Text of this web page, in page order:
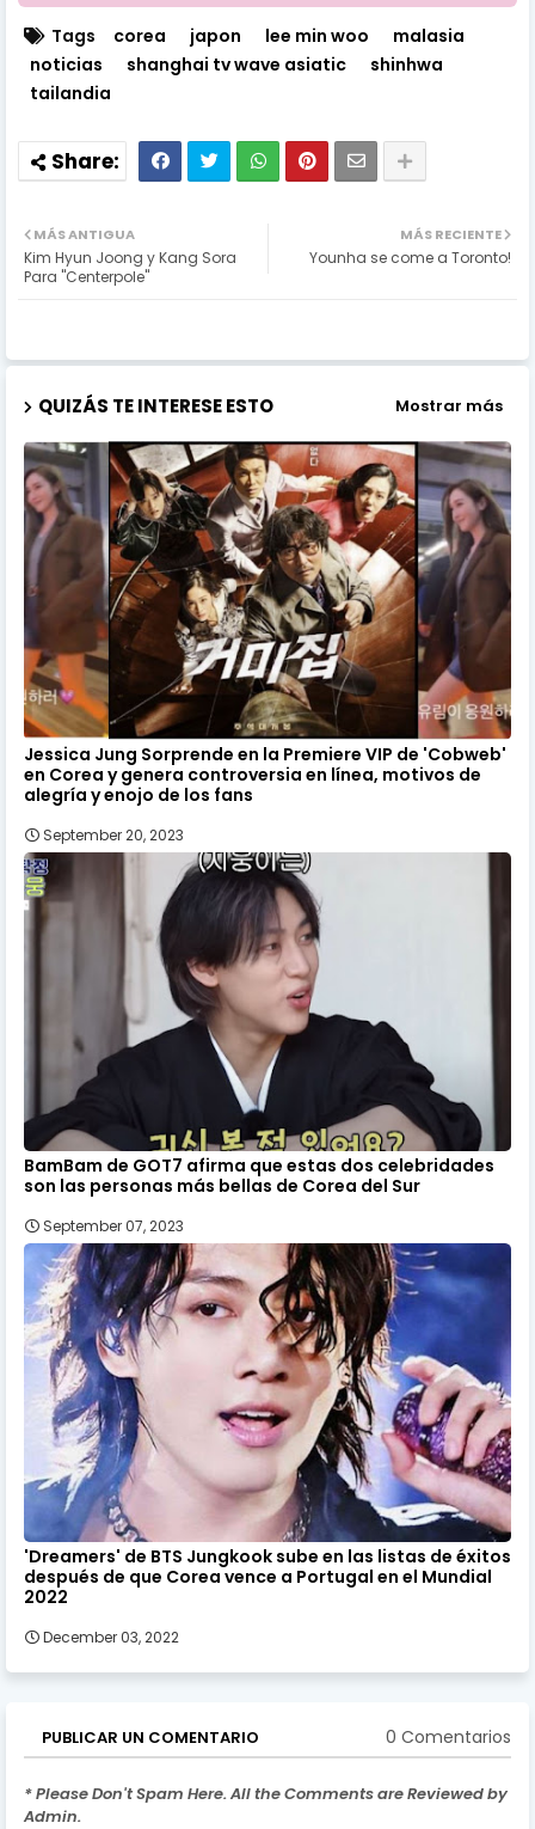
Tags corea japon lee min woo
malasia
noticias
shanghai tv wave asiatic
shinhwa
tailandia
MÁS RECIENTE
Younha se come a Toronto!
MÁS ANTIGUA
Kim Hyun Joong y Kang Sora
Para "Centerpole"
QUIZÁS TE INTERESE ESTO Mostrar más
Jessica Jung Sorprende en la Premiere VIP de 'Cobweb'
en Corea y genera controversia en línea, motivos de
alegría y enojo de los fans
September 20, 2023
BamBam de GOT7 afirma que estas dos celebridades
son las personas más bellas de Corea del Sur
September 07, 2023
'Dreamers' de BTS Jungkook sube en las listas de éxitos
después de que Corea vence a Portugal en el Mundial
2022
December 03, 2022
PUBLICAR UN COMENTARIO 0 Comentarios
* Please Don't Spam Here. All the Comments are Reviewed by
Admin.